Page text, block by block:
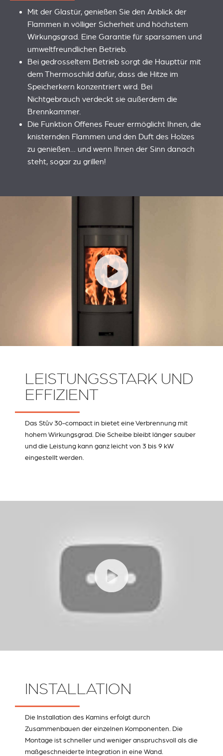
Mit der Glastür, genießen Sie den Anblick der
Flammen in völliger Sicherheit und höchstem
Wirkungsgrad. Eine Garantie für sparsamen und
umweltfreundlichen Betrieb.
Bei gedrosseltem Betrieb sorgt die Haupttür mit
dem Thermoschild dafür, dass die Hitze im
Speicherkern konzentriert wird. Bei
Nichtgebrauch verdeckt sie außerdem die
Brennkammer.
Die Funktion Offenes Feuer ermöglicht Ihnen, die
knisternden Flammen und den Duft des Holzes
zu genießen… und wenn Ihnen der Sinn danach
steht, sogar zu grillen!
LEISTUNGSSTARK UND
EFFIZIENT
Das Stûv 30-compact in bietet eine Verbrennung mit
hohem Wirkungsgrad. Die Scheibe bleibt länger sauber
und die Leistung kann ganz leicht von 3 bis 9 kW
eingestellt werden.
INSTALLATION
Die Installation des Kamins erfolgt durch
Zusammenbauen der einzelnen Komponenten. Die
Montage ist schneller und weniger anspruchsvoll als die
maßgeschneiderte Integration in eine Wand.